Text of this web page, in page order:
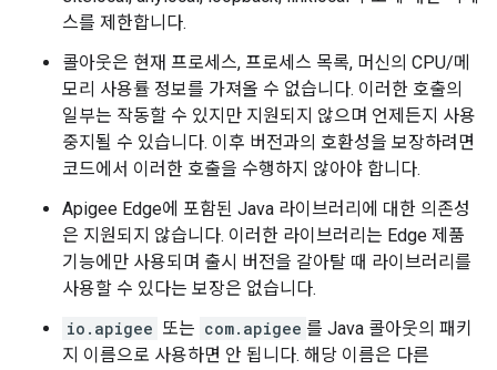
스를 제한합니다.
콜아웃은 현재 프로세스, 프로세스 목록, 머신의 CPU/메
모리 사용률 정보를 가져올 수 없습니다. 이러한 호출의
일부는 작동할 수 있지만 지원되지 않으며 언제든지 사용
중지될 수 있습니다. 이후 버전과의 호환성을 보장하려면
코드에서 이러한 호출을 수행하지 않아야 합니다.
Apigee Edge에 포함된 Java 라이브러리에 대한 의존성
은 지원되지 않습니다. 이러한 라이브러리는 Edge 제품
기능에만 사용되며 출시 버전을 갈아탈 때 라이브러리를
사용할 수 있다는 보장은 없습니다.
io.apigee 또는 com.apigee 를 Java 콜아웃의 패키
지 이름으로 사용하면 안 됩니다. 해당 이름은 다른